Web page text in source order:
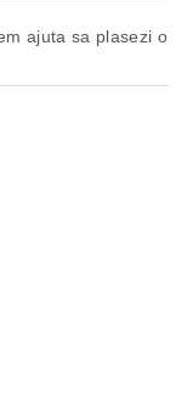
ajuta sa plasezi o